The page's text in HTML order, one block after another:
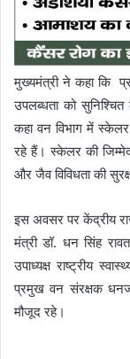
मुख्यमंत्री ने कहा कि
उपलब्धता को
कहा वन विभाग में
रहे हैं। स्केलर की
और जैव विविधता की
इस अवसर पर केंद्रीय
मंत्री डॉ. धन सिंह
उपाध्यक्ष राष्ट्रीय
प्रमुख वन संरक्षक
मौजूद रहे।